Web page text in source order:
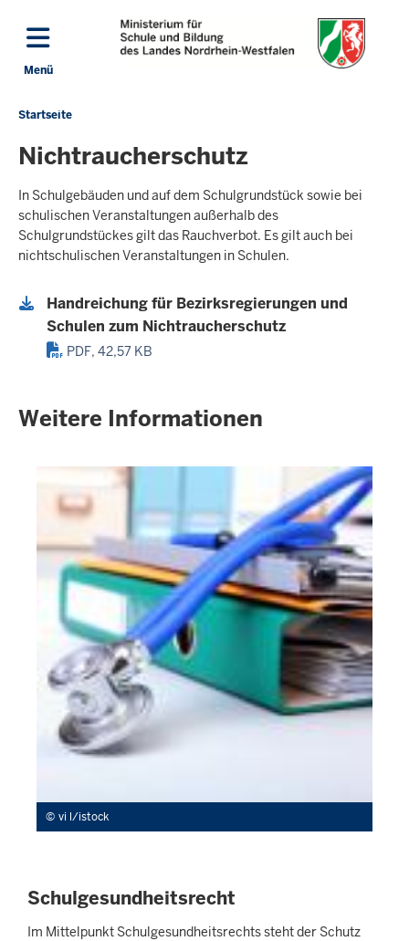
Direkt zum Inhalt
Menü
Sie
sich
hier
Startseite
Nichtraucherschutz
In Schulgebäuden und auf dem Schulgrundstück sowie bei
schulischen Veranstaltungen außerhalb des
Schulgrundstückes gilt das Rauchverbot. Es gilt auch bei
nichtschulischen Veranstaltungen in Schulen.
Handreichung für Bezirksregierungen und
Schulen zum Nichtraucherschutz
PDF, 42,57 KB
Weitere Informationen
vi l/istock
Schulgesundheitsrecht
Im Mittelpunkt Schulgesundheitsrechts steht der Schutz